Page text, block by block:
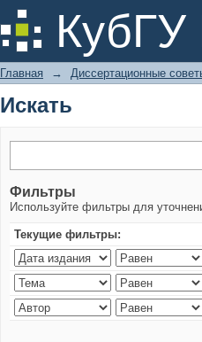
КубГУ
Искать
Главная → Диссертационные
Искать
Фильтры
Используйте фильтры для
Текущие фильтры: